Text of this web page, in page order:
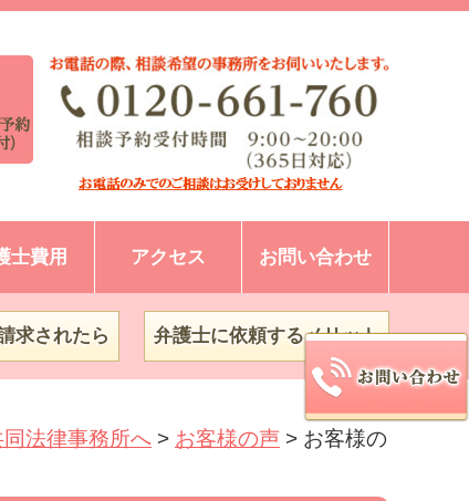
士費用 アクセス お問い合わせ
求されたら 弁護士に依頼するメリット
法律事務所へ > お客様の声 > お客様の